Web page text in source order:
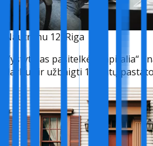
Nautrenu 12, Riga
Vystytojas pasitelkė „Capitalia“
darbus ir užbaigti 10 butų